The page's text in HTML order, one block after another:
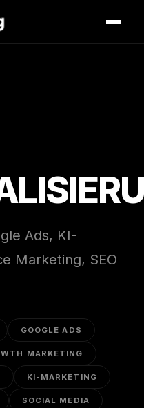
Ads, KI-
Marketing, SEO
GOOGLE ADS
MARKETING
KI-MARKETING
SOCIAL MEDIA